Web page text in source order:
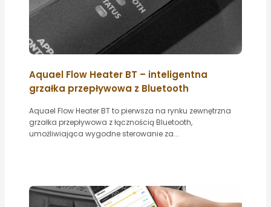
Aquael Flow Heater BT – inteligentna
grzałka przepływowa z Bluetooth
Aquael Flow Heater BT to pierwsza na rynku zewnętrzna
grzałka przepływowa z łącznością Bluetooth,
umożliwiająca wygodne sterowanie za...